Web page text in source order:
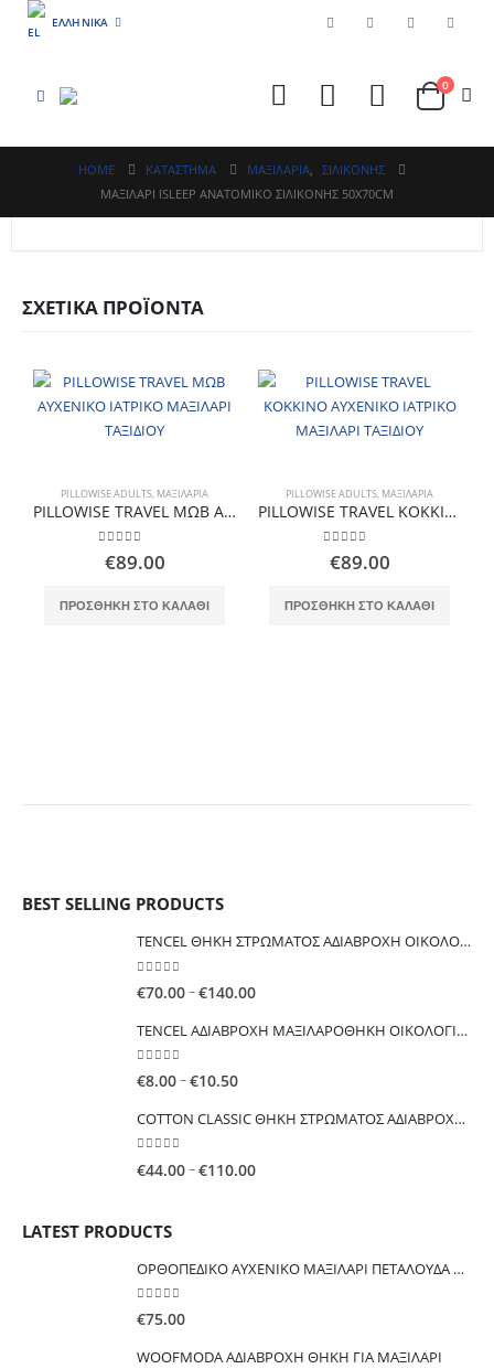
ΕΛΛΗΝΙΚΆ
0
HOME ΚΑΤΆΣΤΗΜΑ ΜΑΞΙΛΑΡΙΑ, ΣΙΛΙΚΟΝΗΣ
MAΞΙΛΑΡΙ ISLEEP ΑΝΑΤΟΜΙΚΟ ΣΙΛΙΚΟΝΗΣ 50Χ70CM
ΣΧΕΤΙΚΆ ΠΡΟΪΌΝΤΑ
PILLOWISE ADULTS, ΜΑΞΙΛΑΡΙΑ
PILLOWISE TRAVEL ΜΩΒ ΑΥΧΕΝΙΚΟ ΙΑΤΡΙΚΟ ΜΑΞΙΛΑΡΙ ΤΑΞΙΔΙΟΥ
out of 5
€89.00
ΠΡΟΣΘΉΚΗ ΣΤΟ ΚΑΛΆΘΙ
PILLOWISE ADULTS, ΜΑΞΙΛΑΡΙΑ
PILLOWISE TRAVEL ΚΟΚΚΙΝΟ ΑΥΧΕΝΙΚΟ ΙΑΤΡΙΚΟ ΜΑΞΙΛΑΡΙ ΤΑΞΙΔΙΟΥ
out of 5
€89.00
ΠΡΟΣΘΉΚΗ ΣΤΟ ΚΑΛΆΘΙ
BEST SELLING PRODUCTS
TENCEL ΘΗΚΗ ΣΤΡΩΜΑΤΟΣ ΑΔΙΑΒΡΟΧΗ ΟΙΚΟΛΟΓΙΚΗ ΕΥΚΑΛΥΠΤΟΥ ISLEEP ΓΙΑ ΑΛΛΕΡΓΙΕΣ ΑΚΑΡΕΑ ΚΟΡΙΟΥΣ
€70.00–€140.00Price
€70.00
TENCEL ΑΔΙΑΒΡΟΧΗ ΜΑΞΙΛΑΡΟΘΗΚΗ ΟΙΚΟΛΟΓΙΚΗ ΕΥΚΑΛΥΠΤΟΥ
0out of 5
€8.00–€10.50Price
€8.00
€10.50
COTTON CLASSIC ΘΗKΗ ΣΤΡΩΜΑΤΟΣ ΑΔΙΑΒΡΟΧΗ ΟΙΚΟΝΟΜΙΚΗ
€44.00–€110.00Price
€110.00
LATEST PRODUCTS
ΟΡΘΟΠΕΔΙΚΟ ΑΥΧΕΝΙΚΟ ΜΑΞΙΛΑΡΙ ΠΕΤΑΛΟΥΔΑ Μαξιλάρι λαιμού από αφρό μνήμης
0out of 5
€75.00
WOOFMODA ΑΔΙΑΒΡΟΧΗ ΘΗΚΗ ΓΙΑ ΜΑΞΙΛΑΡΙ